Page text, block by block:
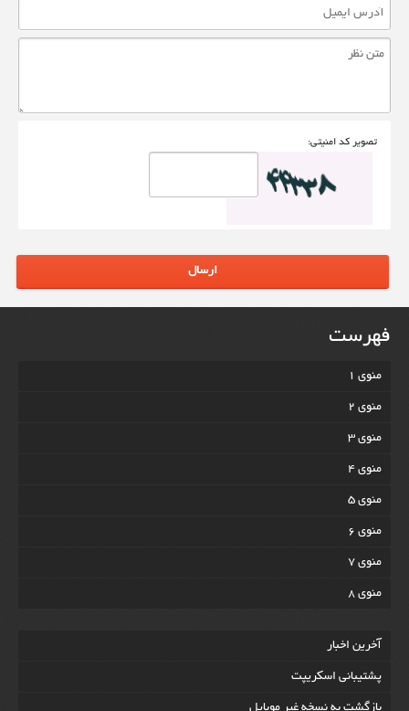
تصوير کد امنيتی:
ارسال
فهرست
منوی 1
منوی 2
منوی 3
منوی 4
منوی 5
منوی 6
منوی 7
منوی 8
آخرين اخبار
پشتیبانی اسکریپت
بازگشت به نسخه غير موبایل